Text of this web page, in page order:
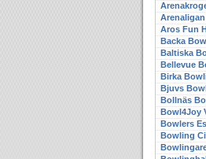
Arenaligan
Aros Fun
Backa
Baltiska
Bellevue
Birka
Bjuvs
Bollnäs
Bowl4Joy
Bowlers
Bowling